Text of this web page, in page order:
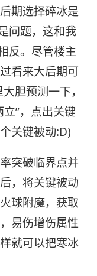
期选择碎冰是
问题，这和我
反。尽管楼主
看来大后期可
胆预测一下，
”，点出关键
关键被动:D)
突破临界点并
，将关键被动
球附魔，获取
易伤增伤属性
就可以把寒冰